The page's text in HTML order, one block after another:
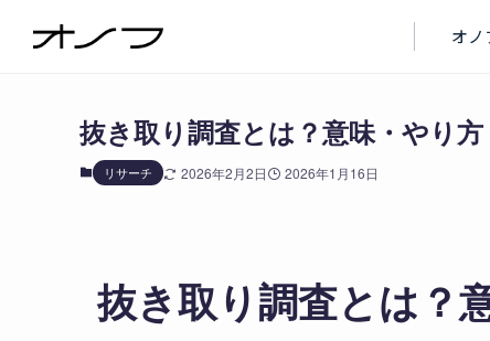
オノ
抜き取り調査とは？意味・やり
リサーチ 2026年2月2日 2026年1月16日
抜き取り調査とは？